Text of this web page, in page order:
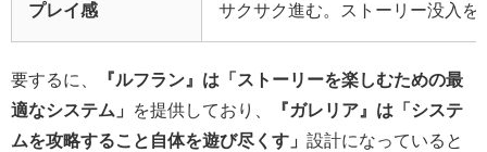
プレイ感 サクサク進む。ストーリー没入
要するに、
『ルフラン』は「ストーリーを楽しむための最
適なシステム」
を提供しており、
『ガレリア』は「システ
ムを攻略すること自体を遊び尽くす」 設計になっていると